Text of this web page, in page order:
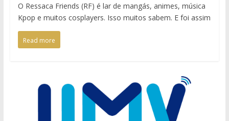
O Ressaca Friends (RF) é lar de mangás, animes, música
Kpop e muitos cosplayers. Isso muitos sabem. E foi assim
Read more